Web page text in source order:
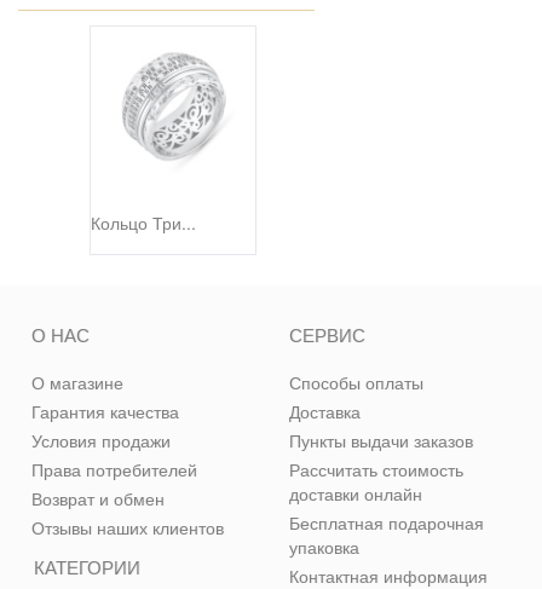
Кольцо Три...
КАТЕГОРИИ
О НАС
О магазине
Гарантия качества
Условия продажи
Права потребителей
Возврат и обмен
Отзывы наших клиентов
СЕРВИС
Способы оплаты
Доставка
Пункты выдачи заказов
Рассчитать стоимость
доставки онлайн
Бесплатная подарочная
упаковка
Контактная информация